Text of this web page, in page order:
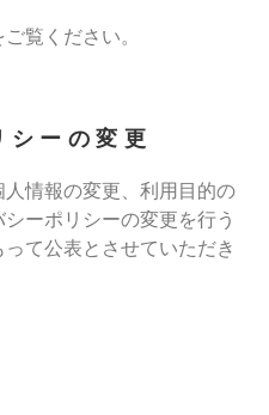
覧ください。
ーの変更
情報の変更、利用目的の
ーポリシーの変更を行う
て公表とさせていただき